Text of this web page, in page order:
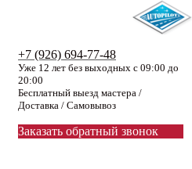
+7 (926) 694-77-48
Уже 12 лет без выходных с 09:00 до
20:00
Бесплатный выезд мастера /
Доставка / Самовывоз
Заказать обратный звонок